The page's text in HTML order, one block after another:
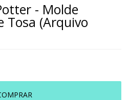
- Molde
Tosa (Arquivo